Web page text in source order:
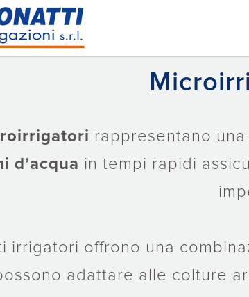
rappresentano
d’acqua in tempi rapidi
irrigatori offrono una
adattare alle colture